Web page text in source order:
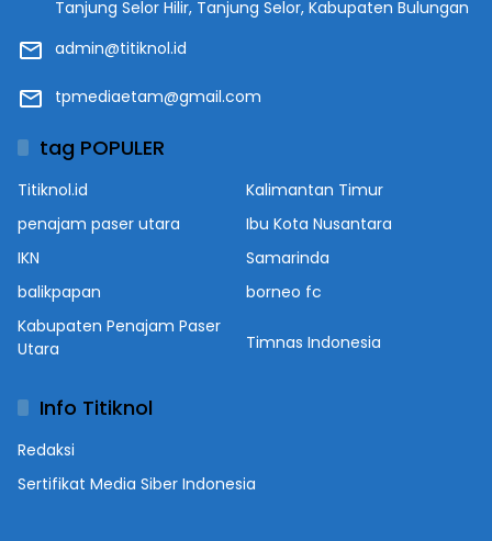
Tanjung Selor Hilir, Tanjung Selor, Kabupaten Bulungan
admin@titiknol.id
tpmediaetam@gmail.com
tag POPULER
Titiknol.id
Kalimantan Timur
penajam paser utara
Ibu Kota Nusantara
IKN
Samarinda
balikpapan
borneo fc
Kabupaten Penajam Paser
Utara
Timnas Indonesia
Info Titiknol
Redaksi
Sertifikat Media Siber Indonesia